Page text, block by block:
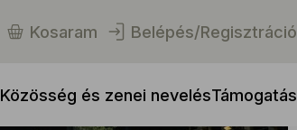
Kosaram Belépés/Regisztráció
Közösség és zenei nevelésTámogatás